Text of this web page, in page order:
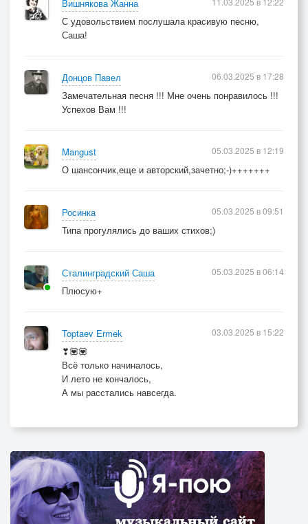
Вишнякова Жанна
С удовольствием послушала красивую песню,
Саша!
Донцов Павел
Замечательная песня !!! Мне очень понравилось !!!
Успехов Вам !!!
06.03.2025 в 17:28
Mangust
О шансончик,еще и авторский,зачетно;-)+++++++
05.03.2025 в 12:19
Росинка
Типа прогулялись до ваших стихов;)
05.03.2025 в 09:51
Сталинградский Саша
Плюсую+
05.03.2025 в 06:14
Toptaev Ermek
❣💟💟
Всё только начиналось,
И лето не кончалось,
А мы расстались навсегда.
03.03.2025 в 15:22